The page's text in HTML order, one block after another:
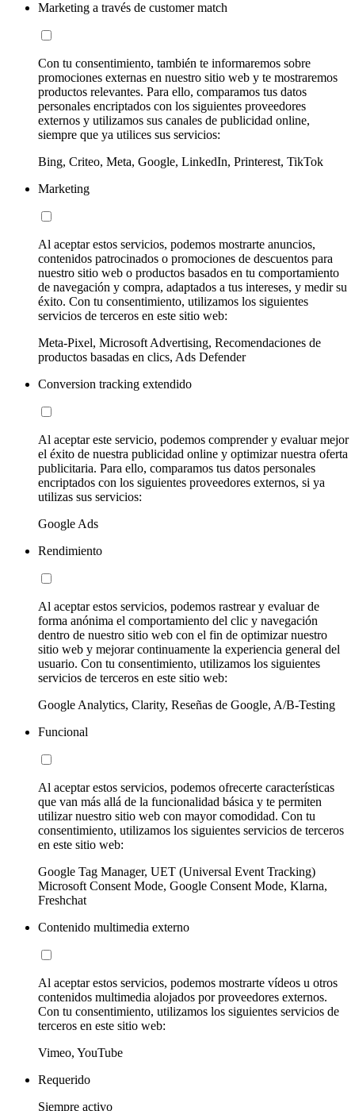
Marketing a través de customer match
Con tu consentimiento, también te informaremos sobre
promociones externas en nuestro sitio web y te mostraremos
productos relevantes. Para ello, comparamos tus datos
personales encriptados con los siguientes proveedores
externos y utilizamos sus canales de publicidad online,
siempre que ya utilices sus servicios:
Bing, Criteo, Meta, Google, LinkedIn, Printerest, TikTok
Marketing
Al aceptar estos servicios, podemos mostrarte anuncios,
contenidos patrocinados o promociones de descuentos para
nuestro sitio web o productos basados en tu comportamiento
de navegación y compra, adaptados a tus intereses, y medir su
éxito. Con tu consentimiento, utilizamos los siguientes
servicios de terceros en este sitio web:
Meta-Pixel, Microsoft Advertising, Recomendaciones de
productos basadas en clics, Ads Defender
Conversion tracking extendido
Al aceptar este servicio, podemos comprender y evaluar mejor
el éxito de nuestra publicidad online y optimizar nuestra oferta
publicitaria. Para ello, comparamos tus datos personales
encriptados con los siguientes proveedores externos, si ya
utilizas sus servicios:
Google Ads
Rendimiento
Al aceptar estos servicios, podemos rastrear y evaluar de
forma anónima el comportamiento del clic y navegación
dentro de nuestro sitio web con el fin de optimizar nuestro
sitio web y mejorar continuamente la experiencia general del
usuario. Con tu consentimiento, utilizamos los siguientes
servicios de terceros en este sitio web:
Google Analytics, Clarity, Reseñas de Google, A/B-Testing
Funcional
Al aceptar estos servicios, podemos ofrecerte características
que van más allá de la funcionalidad básica y te permiten
utilizar nuestro sitio web con mayor comodidad. Con tu
consentimiento, utilizamos los siguientes servicios de terceros
en este sitio web:
Google Tag Manager, UET (Universal Event Tracking)
Microsoft Consent Mode, Google Consent Mode, Klarna,
Freshchat
Contenido multimedia externo
Al aceptar estos servicios, podemos mostrarte vídeos u otros
contenidos multimedia alojados por proveedores externos.
Con tu consentimiento, utilizamos los siguientes servicios de
terceros en este sitio web:
Vimeo, YouTube
Requerido
Siempre activo